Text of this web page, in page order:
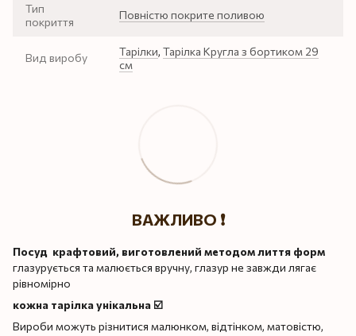
Тип
покриття
Повністю покрите поливою
Вид виробу Тарілки, Тарілка Кругла з бортиком 29
см
ВАЖЛИВО ❗️
Посуд крафтовий, виготовлений методом лиття форм
глазурується та малюється вручну, глазур не завжди лягає
рівномірно
кожна тарілка унікальна ☑️
Вироби можуть різнитися малюнком, відтінком, матовістю,